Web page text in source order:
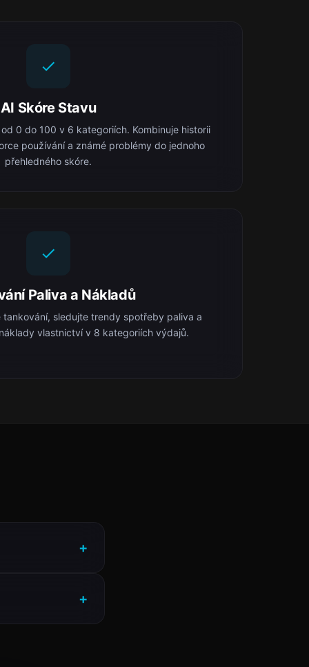
AI Skóre Stavu
0 do 100 v 6 kategoriích. Kombinuje historii
používání a známé problémy do jednoho
přehledného skóre.
Paliva a Nákladů
sledujte trendy spotřeby paliva a
vlastnictví v 8 kategoriích výdajů.